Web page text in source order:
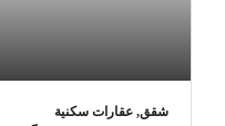
شقق, عقارات سكنية